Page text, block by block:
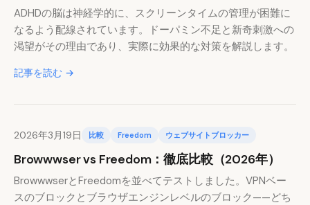
ADHDの脳は神経学的に、スクリーンタイムの管理が困難に
なるよう配線されています。ドーパミン不足と新奇刺激への
渇望がその理由であり、実際に効果的な対策を解説します。
記事を読む →
2026年3月19日 比較 Freedom ウェブサイトブロッカー
Browwwser vs Freedom：徹底比較（2026年）
BrowwwserとFreedomを並べてテストしました。VPNベー
スのブロックとブラウザエンジンレベルのブロック——どち